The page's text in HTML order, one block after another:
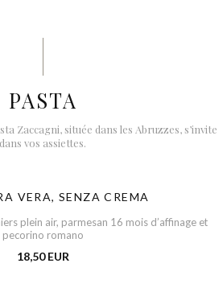
PASTA
Zaccagni, située dans les Abruzzes, s’invite
dans vos assiettes.
VERA, SENZA CREMA
plein air, parmesan 16 mois d’affinage et
pecorino romano
18,50 EUR